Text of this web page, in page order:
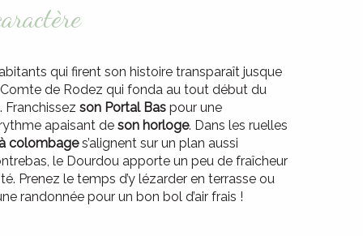
qui firent son histoire transparaît jusque
Comte de Rodez qui fonda au tout début du
son Portal Bas pour une
apaisant de son horloge. Dans les ruelles
colombages’alignent sur un plan aussi
le Dourdou apporte un peu de fraîcheur
Prenez le temps d’y lézarder en terrasse ou
randonnée pour un bon bol d’air frais !